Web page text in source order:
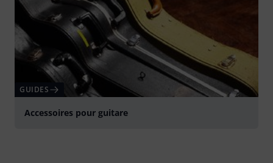
GUIDES
Accessoires pour guitare